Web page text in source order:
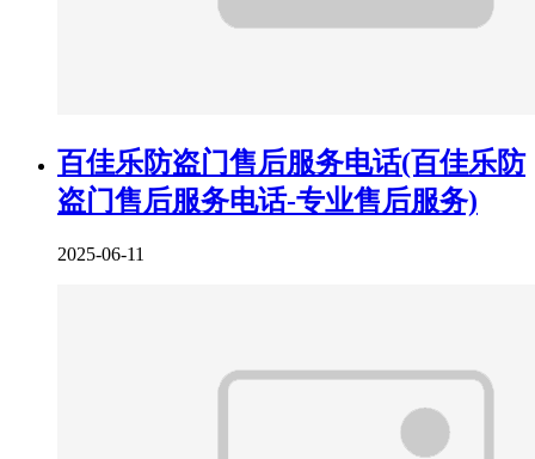
百佳乐防盗门售后服务电话(百佳乐防
盗门售后服务电话-专业售后服务)
2025-06-11